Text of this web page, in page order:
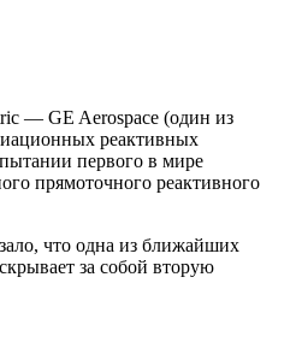
— GE Aerospace (один из
реактивных
первого в мире
прямоточного реактивного